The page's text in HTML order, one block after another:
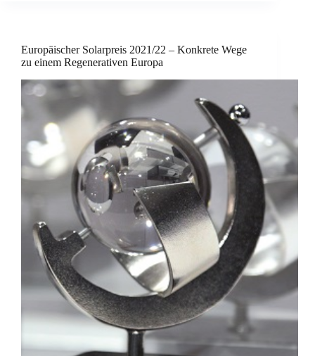
Europäischer Solarpreis 2021/22 – Konkrete Wege
zu einem Regenerativen Europa